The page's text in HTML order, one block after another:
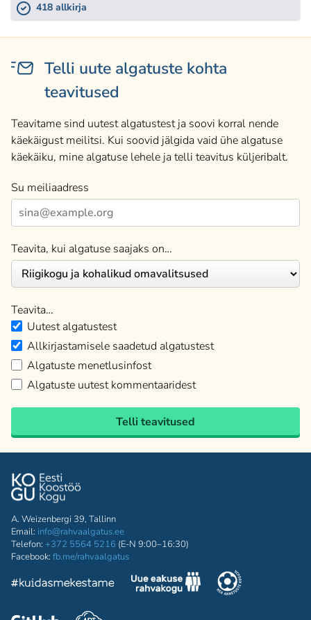
418 allkirja
Telli uute algatuste kohta
teavitused
Teavitame sind uutest algatustest ja soovi korral nende
käekäigust meilitsi. Kui soovid jälgida vaid ühe algatuse
käekäiku, mine algatuse lehele ja telli teavitus küljeribalt.
Su meiliaadress
Teavita, kui algatuse saajaks on…
Teavita…
Uutest algatustest
Allkirjastamisele saadetud algatustest
Algatuste menetlusinfost
Algatuste uutest kommentaaridest
Telli teavitused
A. Weizenbergi 39, Tallinn
Email: info@rahvaalgatus.ee
Telefon: +372 5564 5216 (E-N 9:00–16:30)
Facebook: fb.me/rahvaalgatus